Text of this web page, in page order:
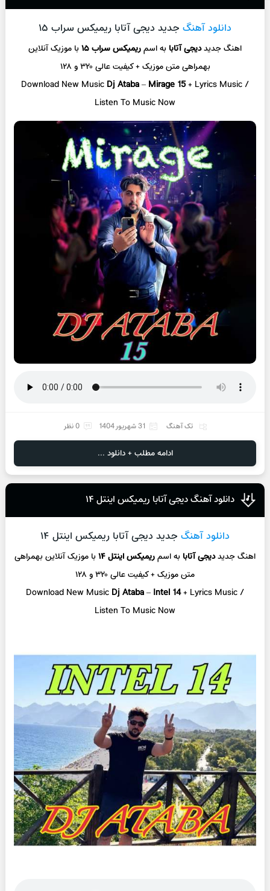
دانلود آهنگ جدید دیجی آتابا ریمیکس سراب ۱۵
اهنگ جدیددیجی آتابا به اسمریمیکس سراب ۱۵
با موزیک آنلاین
بهمراهی متن موزیک + کیفیت عالی ۳۲۰ و ۱۲۸
Download New Music Dj Ataba– Mirage 15+ Lyrics Music /
Listen To Music Now
تک آهنگ 31 شهریور 1404 0 نظر
ادامه مطلب + دانلود ...
دانلود آهنگ دیجی آتابا ریمیکس اینتل ۱۴
دانلود آهنگ جدید دیجی آتابا ریمیکس اینتل ۱۴
اهنگ جدیددیجی آتابا به اسمریمیکس اینتل ۱۴ با موزیک آنلاینبهمراهی
متن موزیک + کیفیت عالی ۳۲۰ و ۱۲۸
Download New Music Dj Ataba– Intel 14+ Lyrics Music /
Listen To Music Now